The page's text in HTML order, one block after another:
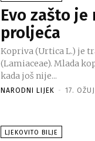
Evo zašto
proljeća
Kopriva (Urtica L.) je
(Lamiaceae). Mlada
kada još nije...
NARODNI LIJEK - 17.
LJEKOVITO BILJE